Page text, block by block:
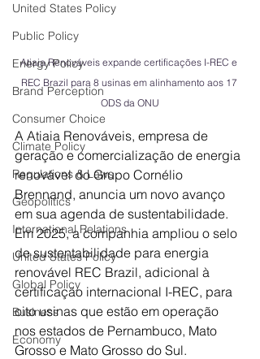
United States Policy
Public Policy
Energy Policy
Brand Perception
Consumer Choice
Climate Policy
Regulations & Laws
Geopolitics
International Relations
United States Policy
Global Policy
Business
Economy
Atiaia Renováveis expande certificações I-REC e
REC Brazil para 8 usinas em alinhamento aos 17
ODS da ONU
A Atiaia Renováveis, empresa de
geração e comercialização de energia
renovável do Grupo Cornélio
Brennand, anuncia um novo avanço
em sua agenda de sustentabilidade.
Em 2025, a companhia ampliou o selo
de sustentabilidade para energia
renovável REC Brazil, adicional à
certificação internacional I-REC, para
oito usinas que estão em operação
nos estados de Pernambuco, Mato
Grosso e Mato Grosso do Sul.